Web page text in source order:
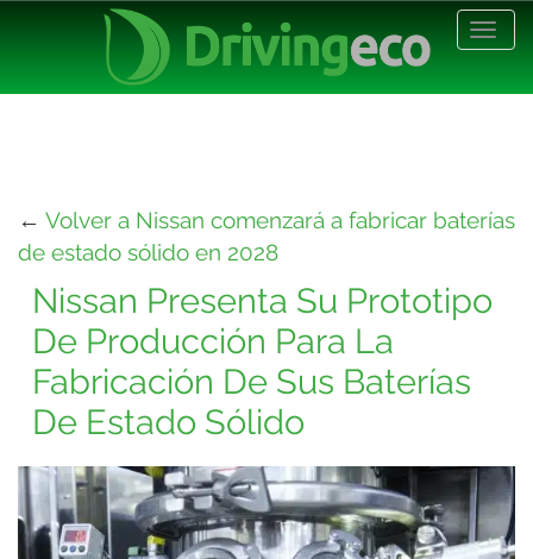
← Volver a Nissan comenzará a fabricar baterías
de estado sólido en 2028
Nissan Presenta Su Prototipo
De Producción Para La
Fabricación De Sus Baterías
De Estado Sólido